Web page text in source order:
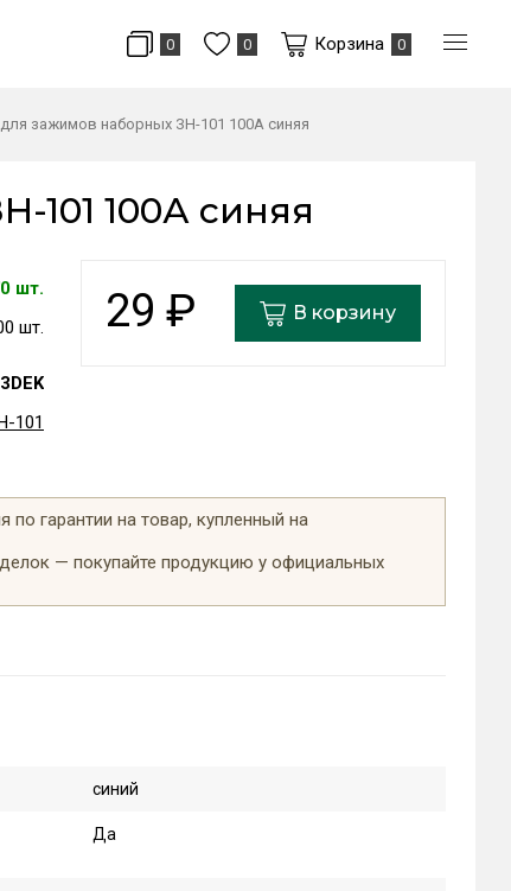
0 0 Корзина 0
зажимов наборных ЗН-101 100А синяя
101 100А синяя
29 ₽ В корзину
шт.
шт.
101
гарантии на товар, купленный на
— покупайте продукцию у официальных
синий
Да